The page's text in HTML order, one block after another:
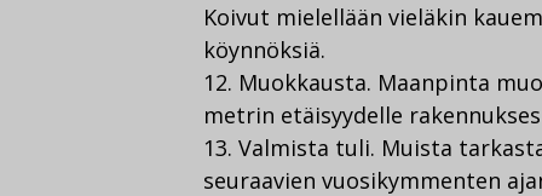
Koivut mielellään vieläkin
köynnöksiä.
12. Muokkausta. Maanpinta
metrin etäisyydelle
13. Valmista tuli. Muista
seuraavien vuosikymmenten